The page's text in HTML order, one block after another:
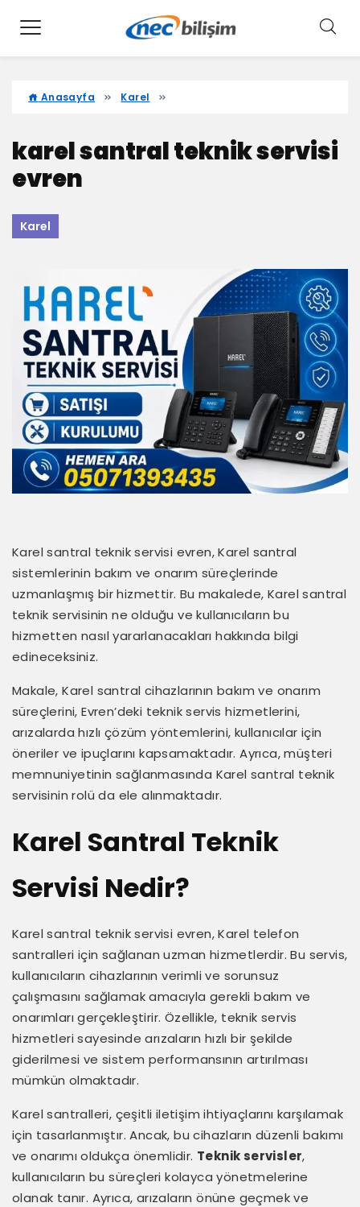
Anasayfa Karel
karel santral teknik servisi
evren
Karel
Karel santral teknik servisi evren, Karel santral
sistemlerinin bakım ve onarım süreçlerinde
uzmanlaşmış bir hizmettir. Bu makalede, Karel santral
teknik servisinin ne olduğu ve kullanıcıların bu
hizmetten nasıl yararlanacakları hakkında bilgi
edineceksiniz.
Makale, Karel santral cihazlarının bakım ve onarım
süreçlerini, Evren’deki teknik servis hizmetlerini,
arızalarda hızlı çözüm yöntemlerini, kullanıcılar için
öneriler ve ipuçlarını kapsamaktadır. Ayrıca, müşteri
memnuniyetinin sağlanmasında Karel santral teknik
servisinin rolü da ele alınmaktadır.
Karel Santral Teknik
Servisi Nedir?
Karel santral teknik servisi evren, Karel telefon
santralleri için sağlanan uzman hizmetlerdir. Bu servis,
kullanıcıların cihazlarının verimli ve sorunsuz
çalışmasını sağlamak amacıyla gerekli bakım ve
onarımları gerçekleştirir. Özellikle, teknik servis
hizmetleri sayesinde arızaların hızlı bir şekilde
giderilmesi ve sistem performansının artırılması
mümkün olmaktadır.
Karel santralleri, çeşitli iletişim ihtiyaçlarını karşılamak
için tasarlanmıştır. Ancak, bu cihazların düzenli bakımı
ve onarımı oldukça önemlidir. Teknik servisler,
kullanıcıların bu süreçleri kolayca yönetmelerine
olanak tanır. Ayrıca, arızaların önüne geçmek ve